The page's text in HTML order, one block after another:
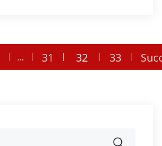
… 31 32 33